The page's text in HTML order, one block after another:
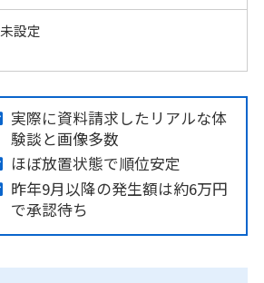
未設定
実際に資料請求したリアルな体
験談と画像多数
ほぼ放置状態で順位安定
昨年9月以降の発生額は約6万円
で承認待ち